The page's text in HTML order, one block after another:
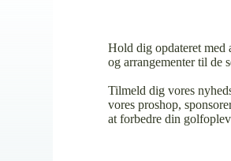
Hold dig opdateret med
og arrangementer til de
Tilmeld dig vores
vores proshop,
at forbedre din